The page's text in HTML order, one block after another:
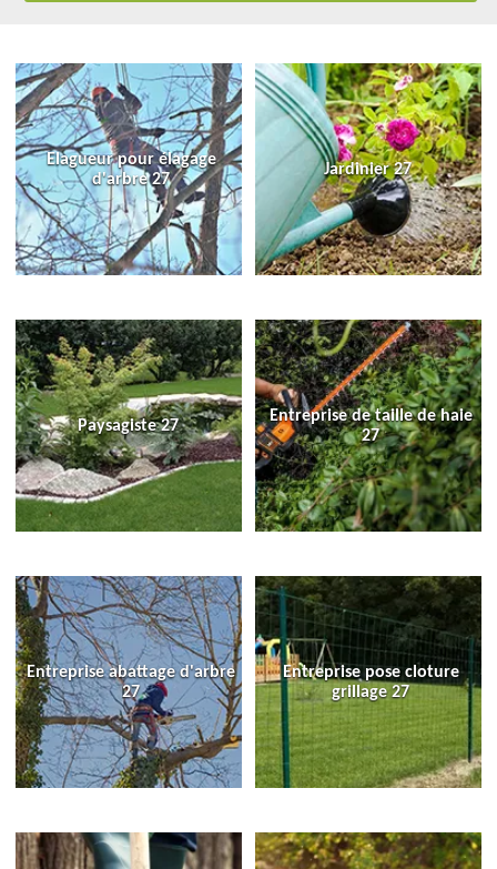
Elagueur pour élagage
d'arbre 27
Jardinier 27
Paysagiste 27
Entreprise de taille de haie
27
Entreprise abattage d'arbre
27
Entreprise pose cloture
grillage 27